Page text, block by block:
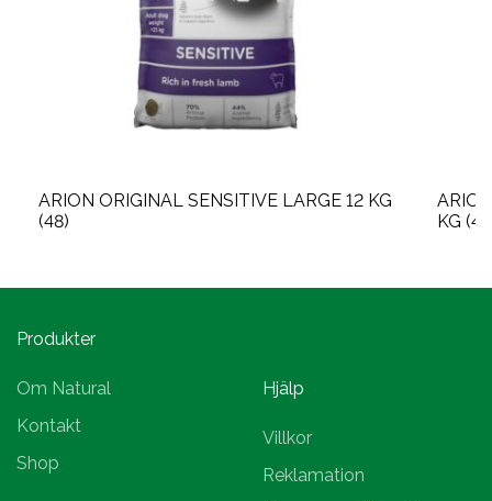
ARION ORIGINAL SENSITIVE LARGE 12 KG
(48)
KG
Produkter
Om Natural
Kontakt
Shop
Hjälp
Villkor
Reklamation